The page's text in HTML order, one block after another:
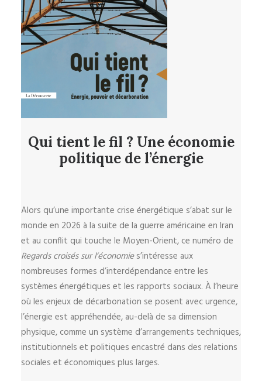
Qui tient le fil ? Une économie
politique de l’énergie
Alors qu’une importante crise énergétique s’abat sur le
monde en 2026 à la suite de la guerre américaine en Iran
et au conflit qui touche le Moyen-Orient, ce numéro de
Regards croisés sur l’économies’intéresse aux
nombreuses formes d’interdépendance entre les
systèmes énergétiques et les rapports sociaux. À l’heure
où les enjeux de décarbonation se posent avec urgence,
l’énergie est appréhendée, au-delà de sa dimension
physique, comme un système d’arrangements techniques,
institutionnels et politiques encastré dans des relations
sociales et économiques plus larges.